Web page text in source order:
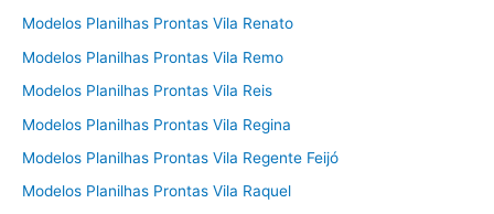
Modelos Planilhas Prontas Vila Renato
Modelos Planilhas Prontas Vila Remo
Modelos Planilhas Prontas Vila Reis
Modelos Planilhas Prontas Vila Regina
Modelos Planilhas Prontas Vila Regente Feijó
Modelos Planilhas Prontas Vila Raquel